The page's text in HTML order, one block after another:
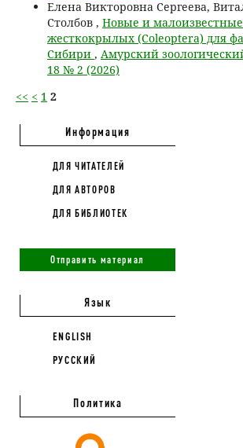
Елена Викторовна Сергеева,
Столбов , Новые и
жесткокрылых (Coleoptera) для
Сибири , Амурский
18 № 2 (2026)
<< < 1 2
Информация
ДЛЯ ЧИТАТЕЛЕЙ
ДЛЯ АВТОРОВ
ДЛЯ БИБЛИОТЕК
Отправить материал
Язык
ENGLISH
РУССКИЙ
Политика